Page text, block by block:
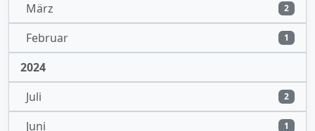
März 2
Februar 1
2024
Juli
2
Juni 1